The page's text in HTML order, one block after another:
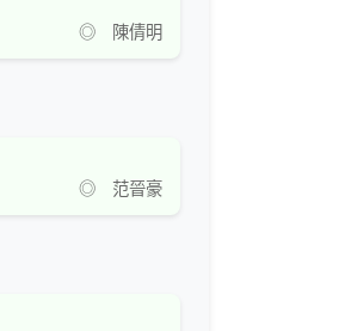
◎ 陳倩明
◎ 范晉豪